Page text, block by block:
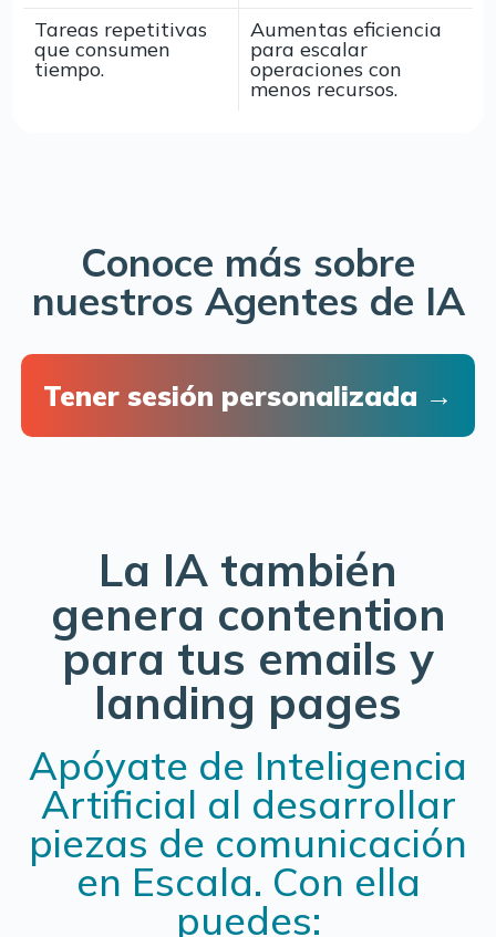
Tareas repetitivas
que consumen
tiempo.
Aumentas eficiencia
para escalar
operaciones con
menos recursos.
Conoce más sobre
nuestros Agentes de IA
Tener sesión personalizada →
La IA también
genera contention
para tus emails y
landing pages
Apóyate de Inteligencia
Artificial al desarrollar
piezas de comunicación
en Escala. Con ella
puedes: